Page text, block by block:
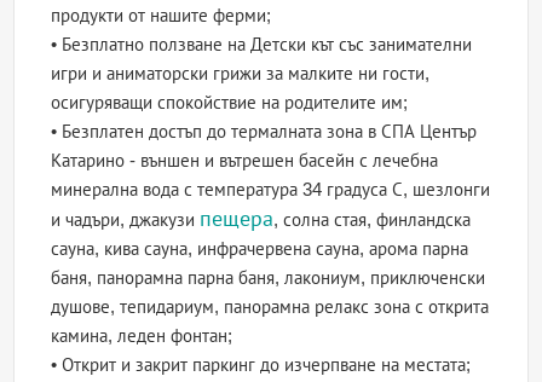
продукти от нашите ферми;
• Безплатно ползване на Детски кът със занимателни
игри и аниматорски грижи за малките ни гости,
осигуряващи спокойствие на родителите им;
• Безплатен достъп до термалната зона в СПА Център
Катарино - външен и вътрешен басейн с лечебна
минерална вода с температура 34 градуса С, шезлонги
и чадъри, джакузи пещера, солна стая, финландска
сауна, кива сауна, инфрачервена сауна, арома парна
баня, панорамна парна баня, лакониум, приключенски
душове, тепидариум, панорамна релакс зона с открита
камина, леден фонтан;
• Открит и закрит паркинг до изчерпване на местата;